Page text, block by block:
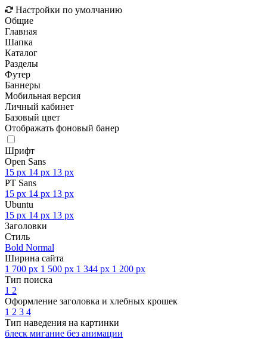
Настройки по умолчанию
Общие
Главная
Шапка
Каталог
Разделы
Футер
Баннеры
Мобильная версия
Личный кабинет
Базовый цвет
Отображать фоновый банер
Шрифт
Open Sans
15 px 14 px 13 px
PT Sans
15 px 14 px 13 px
Ubuntu
15 px 14 px 13 px
Заголовки
Стиль
Bold Normal
Ширина сайта
1 700 px 1 500 px 1 344 px 1 200 px
Тип поиска
1 2
Оформление заголовка и хлебных крошек
1 2 3 4
Тип наведения на картинки
блеск мигание без анимации